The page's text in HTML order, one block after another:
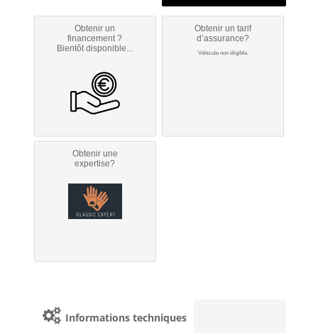
Obtenir un
financement ?
Bientôt disponible...
Obtenir un tarif
d’assurance?
Véhicule non éligible.
Obtenir une
expertise?
Informations techniques